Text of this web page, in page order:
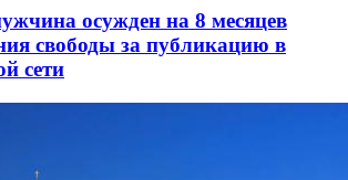
осужден на 8 месяцев
свободы за публикацию в
сети